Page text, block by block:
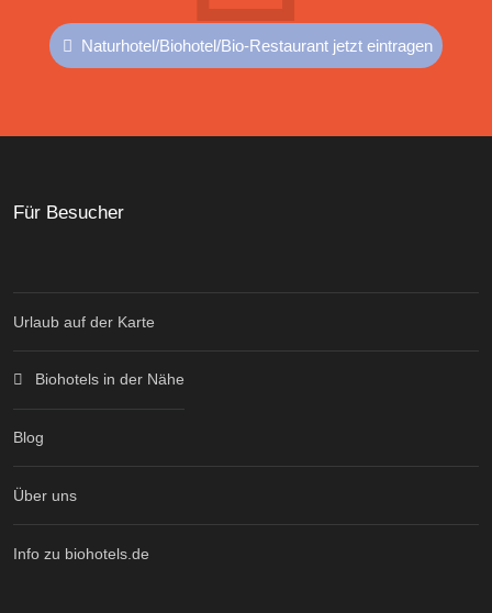
Naturhotel/Biohotel/Bio-Restaurant jetzt eintragen
Für Besucher
Urlaub auf der Karte
Biohotels in der Nähe
Blog
Über uns
Info zu biohotels.de